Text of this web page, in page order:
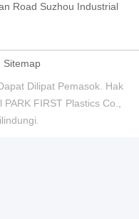
Road Suzhou Industrial
Sitemap
Dilipat Pemasok. Hak
FIRST Plastics Co.,